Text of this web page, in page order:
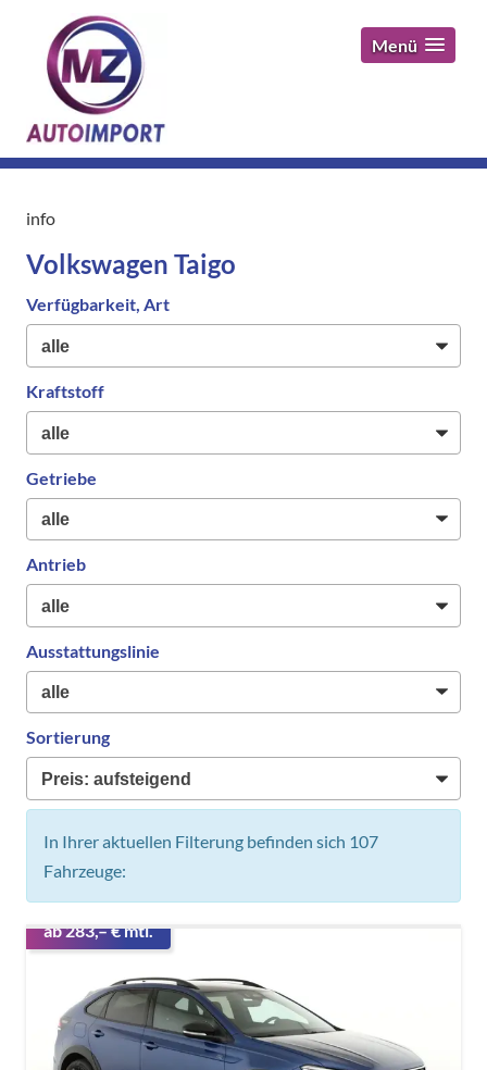
Menü
info
Volkswagen Taigo
Verfügbarkeit, Art
Kraftstoff
Getriebe
Antrieb
Ausstattungslinie
Sortierung
In Ihrer aktuellen Filterung befinden sich 107
Fahrzeuge:
ab 283,– € mtl.